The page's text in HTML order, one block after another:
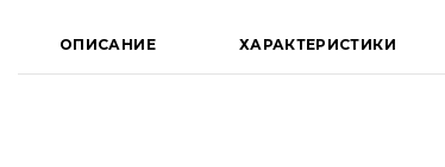
ОПИСАНИЕ ХАРАКТЕРИСТИКИ